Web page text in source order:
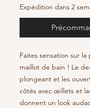
Expédition dans 2
Faites sensation sur la
maillot de bain ! Le
plongeant et les
côtés avec œillets et
donnent un look